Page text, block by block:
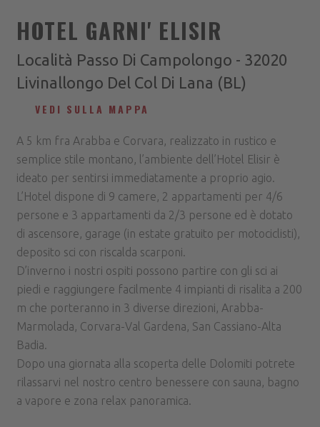
HOTEL GARNI' ELISIR
Località Passo Di Campolongo - 32020
Livinallongo Del Col Di Lana (BL)
VEDI SULLA MAPPA
A 5 km fra Arabba e Corvara, realizzato in rustico e
semplice stile montano, l’ambiente dell’Hotel Elisir è
ideato per sentirsi immediatamente a proprio agio.
L’Hotel dispone di 9 camere, 2 appartamenti per 4/6
persone e 3 appartamenti da 2/3 persone ed è dotato
di ascensore, garage (in estate gratuito per motociclisti),
deposito sci con riscalda scarponi.
D’inverno i nostri ospiti possono partire con gli sci ai
piedi e raggiungere facilmente 4 impianti di risalita a 200
m che porteranno in 3 diverse direzioni, Arabba-
Marmolada, Corvara-Val Gardena, San Cassiano-Alta
Badia.
Dopo una giornata alla scoperta delle Dolomiti potrete
rilassarvi nel nostro centro benessere con sauna, bagno
a vapore e zona relax panoramica.